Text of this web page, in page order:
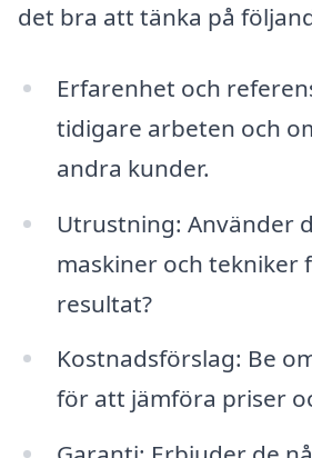
det bra att tänka på
Erfarenhet och
tidigare arbeten och
andra kunder.
Utrustning: Använder
maskiner och tekniker
resultat?
Kostnadsförslag: Be
för att jämföra priser